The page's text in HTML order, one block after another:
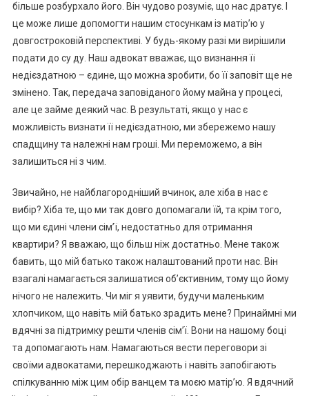
більше розбурхало його. Він чудово розуміє, що нас дратує. І
це може лише допомогти нашим стосункам із матір’ю у
довгостроковій перспективі. У будь-якому разі ми вирішили
подати до су ду. Наш адвокат вважає, що визнання її
недієздатною – єдине, що можна зробити, бо її заповіт ще не
змінено. Так, передача заповіданого йому майна у процесі,
але це займе деякий час. В результаті, якщо у нас є
можливість визнати її недієздатною, ми збережемо нашу
спадщину та належні нам гроші. Ми переможемо, а він
залишиться ні з чим.
Звичайно, не найблагородніший вчинок, але хіба в нас є
вибір? Хіба те, що ми так довго допомагали їй, та крім того,
що ми єдині члени сім’ї, недостатньо для отримання
квартири? Я вважаю, що більш ніж достатньо. Мене також
бавить, що мій батько також налаштований проти нас. Він
взагалі намагається залишатися об’єктивним, тому що йому
нічого не належить. Чи міг я уявити, будучи маленьким
хлопчиком, що навіть мій батько зрадить мене? Принаймні ми
вдячні за підтримку решти членів сім’ї. Вони на нашому боці
та допомагають нам. Намагаються вести переговори зі
своїми адвокатами, перешкоджають і навіть запобігають
спілкуванню між цим обір ванцем та моєю матір’ю. Я вдячний